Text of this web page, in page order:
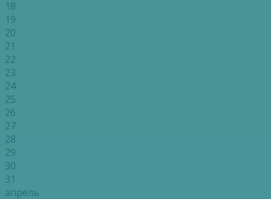
18
19
20
21
22
23
24
25
26
27
28
29
30
31
апрель